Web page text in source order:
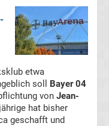
etwa
soll Bayer 04
von Jean-
hat bisher
geschafft und